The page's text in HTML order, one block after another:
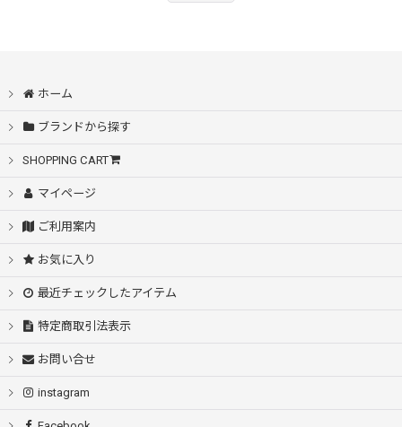
ホーム
ブランドから探す
SHOPPING CART
マイページ
ご利用案内
お気に入り
最近チェックしたアイテム
特定商取引法表示
お問い合せ
instagram